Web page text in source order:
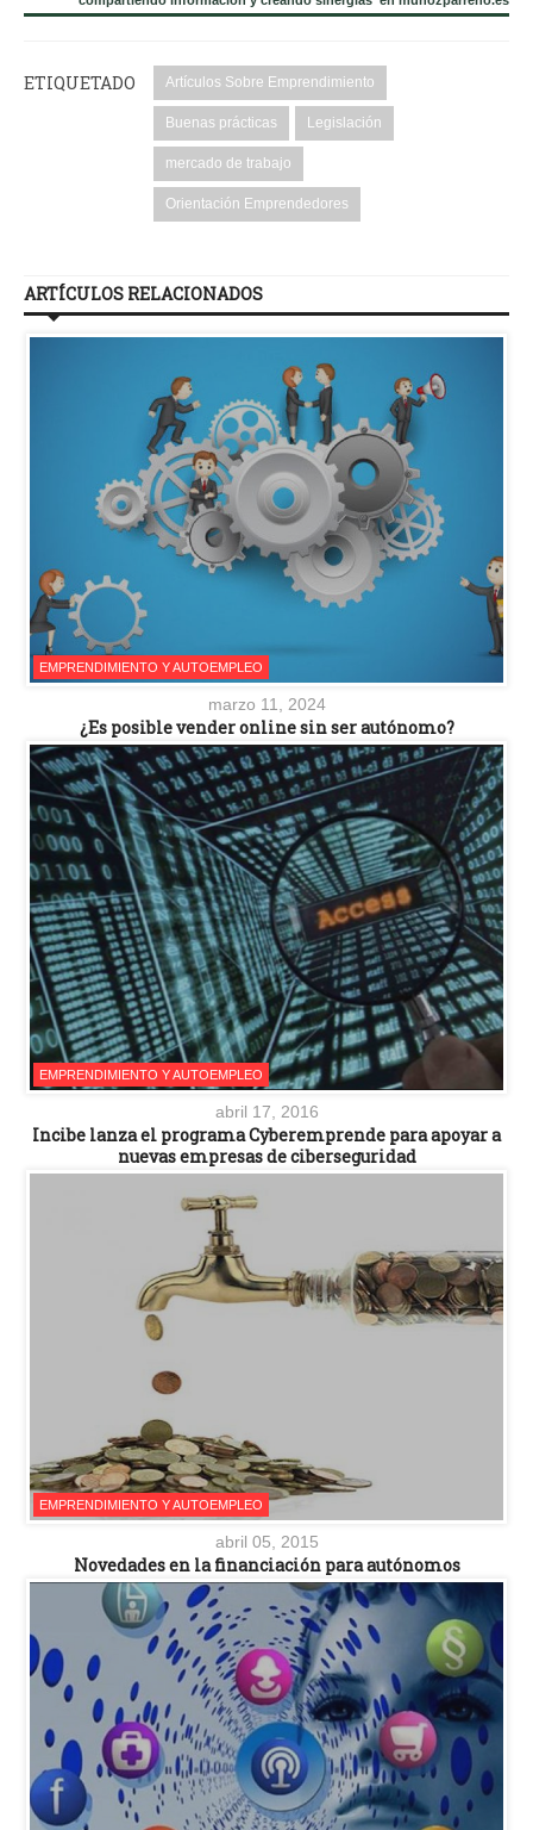
ETIQUETADO Artículos Sobre Emprendimiento
Buenas prácticas Legislación
mercado de trabajo
Orientación Emprendedores
ARTÍCULOS RELACIONADOS
EMPRENDIMIENTO Y AUTOEMPLEO
marzo 11, 2024
¿Es posible vender online sin ser autónomo?
EMPRENDIMIENTO Y AUTOEMPLEO
abril 17, 2016
Incibe lanza el programa Cyberemprende para apoyar a
nuevas empresas de ciberseguridad
EMPRENDIMIENTO Y AUTOEMPLEO
abril 05, 2015
Novedades en la financiación para autónomos